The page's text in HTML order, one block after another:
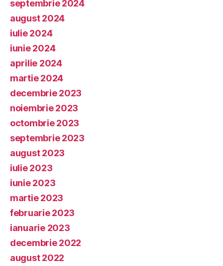
septembrie 2024
august 2024
iulie 2024
iunie 2024
aprilie 2024
martie 2024
decembrie 2023
noiembrie 2023
octombrie 2023
septembrie 2023
august 2023
iulie 2023
iunie 2023
martie 2023
februarie 2023
ianuarie 2023
decembrie 2022
august 2022